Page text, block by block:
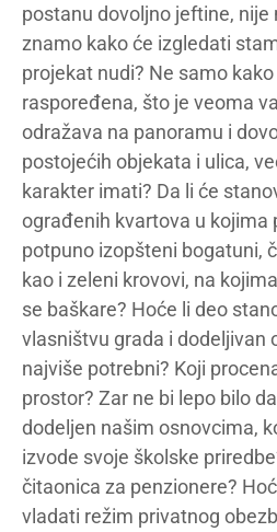
postanu dovoljno jeftine, nije
znamo kako će izgledati
projekat nudi? Ne samo
raspoređena, što je veoma
odražava na panoramu i
postojećih objekata i ulica,
karakter imati? Da li će
ograđenih kvartova u kojima
potpuno izopšteni bogatuni,
kao i zeleni krovovi, na
se baškare? Hoće li deo
vlasništvu grada i dodeljivan
najviše potrebni? Koji
prostor? Zar ne bi lepo bilo
dodeljen našim osnovcima,
izvode svoje školske
čitaonica za penzionere?
vladati režim privatnog